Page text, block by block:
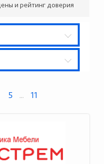
и рейтинг доверия
5 ... 11